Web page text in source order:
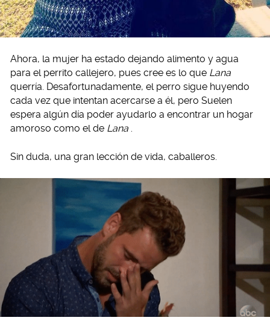
Ahora, la mujer ha estado dejando alimento y agua
para el perrito callejero, pues cree es lo que Lana
querría. Desafortunadamente, el perro sigue huyendo
cada vez que intentan acercarse a él, pero Suelen
espera algún día poder ayudarlo a encontrar un hogar
amoroso como el de Lana
Sin duda, una gran lección de vida, caballeros.